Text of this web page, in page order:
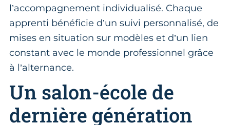
l’accompagnement individualisé. Chaque
apprenti bénéficie d’un suivi personnalisé, de
mises en situation sur modèles et d’un lien
constant avec le monde professionnel grâce
à l’alternance.
Un salon-école de
dernière génération